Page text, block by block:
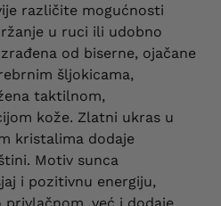
različite mogućnosti
u ruci ili udobno
od biserne, ojačane
šljokicama,
taktilnom,
kože. Zlatni ukras u
kristalima dodaje
Motiv sunca
i pozitivnu energiju,